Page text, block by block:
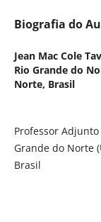
Biografia do
Jean Mac Cole
Rio Grande do
Norte, Brasil
Professor
Grande do Norte
Brasil